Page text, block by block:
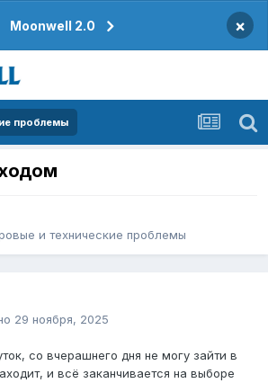
Moonwell 2.0 ×
проблемы
и технические проблемы
29 ноября, 2025
со вчерашнего дня не могу зайти в
и всё заканчивается на выборе